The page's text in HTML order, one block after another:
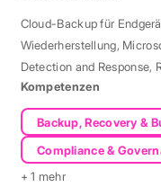
Cloud-Backup für
Wiederherstellung,
Detection and Response,
Kompetenzen
Backup, Recovery &
Compliance &
+ 1 mehr